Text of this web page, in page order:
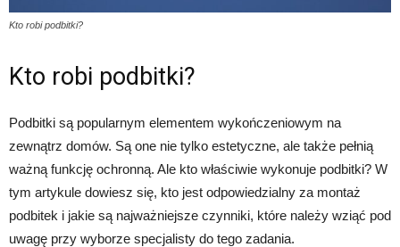
Kto robi podbitki?
Kto robi podbitki?
Podbitki są popularnym elementem wykończeniowym na
zewnątrz domów. Są one nie tylko estetyczne, ale także pełnią
ważną funkcję ochronną. Ale kto właściwie wykonuje podbitki? W
tym artykule dowiesz się, kto jest odpowiedzialny za montaż
podbitek i jakie są najważniejsze czynniki, które należy wziąć pod
uwagę przy wyborze specjalisty do tego zadania.